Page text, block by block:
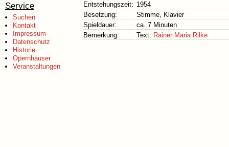
Service
Suchen
Kontakt
Impressum
Datenschutz
Historie
Opernhäuser
Veranstaltungen
Entstehungszeit: 1954
Besetzung:
Stimme, Klavier
Spieldauer:
ca. 7 Minuten
Bemerkung:
Text: Rainer Maria Rilke